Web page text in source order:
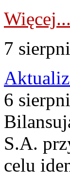
Więcej...
7
6
S.A.
celu